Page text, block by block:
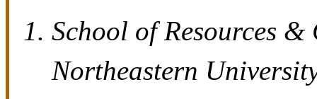
School of Resources
Northeastern